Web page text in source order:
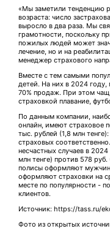
«Мы заметили тенденцию
возраста: число
выросло в два раза. Мы
грамотности, поскольку
пожилых людей может
лечение, но и на
менеджер страхового
Вместе с тем самыми
детей. На них в 2024
70% продаж. При этом
страховкой плавание,
По данным компании,
онлайн, имеют страховое
тыс. рублей (1,8 млн
страховых
несчастных случаев в
млн тенге) против 578
полисы оформляют
оформляют страховки на
месте по популярности -
клиентов.
Источник: https://tass.ru/
Фото из открытых